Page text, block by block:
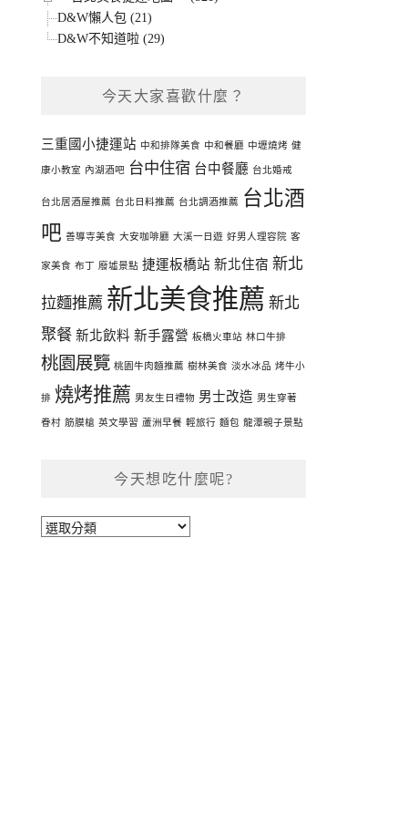
D&W懶人包 (21)
D&W不知道啦 (29)
今天大家喜歡什麼？
三重國小捷運站 中和排隊美食 中和餐廳 中壢燒烤 健
康小教室 內湖酒吧 台中住宿 台中餐廳 台北婚戒
台北居酒屋推薦 台北日料推薦 台北調酒推薦
台北酒
吧 善導寺美食 大安咖啡廳 大溪一日遊 好男人理容院 客
家美食 布丁 廢墟景點 捷運板橋站 新北住宿 新北
拉麵推薦 新北美食推薦 新北
聚餐 新北飲料 新手露營 板橋火車站 林口牛排
桃園展覽 桃園牛肉麵推薦 樹林美食 淡水冰品 烤牛小
排 燒烤推薦 男友生日禮物 男士改造 男生穿著
眷村 筋膜槍 英文學習 蘆洲早餐 輕旅行 麵包 龍潭親子景點
今天想吃什麼呢?
今